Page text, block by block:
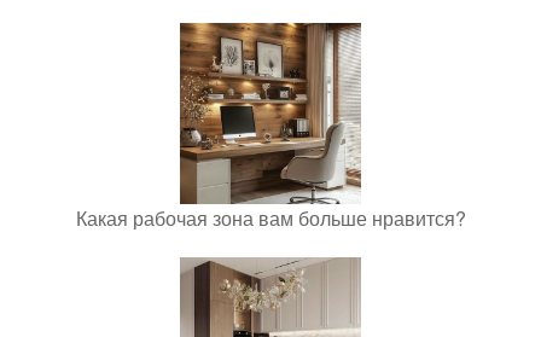
Какая рабочая зона вам больше нравится?